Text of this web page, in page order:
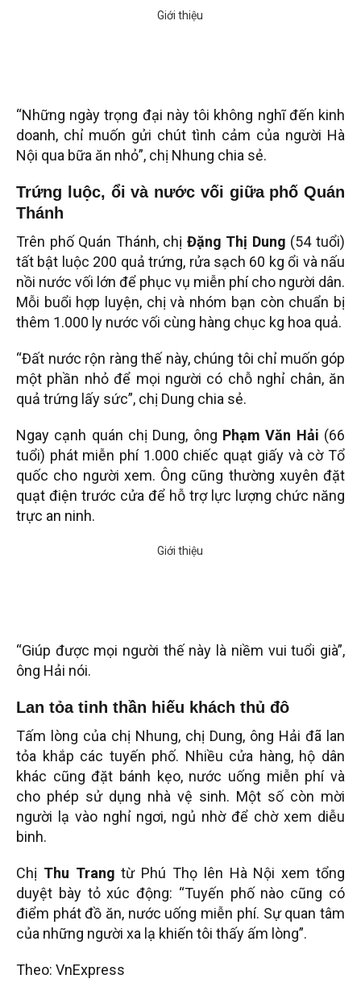
“Những ngày trọng đại này tôi không nghĩ đến kinh
doanh, chỉ muốn gửi chút tình cảm của người Hà
Nội qua bữa ăn nhỏ”, chị Nhung chia sẻ.
Trứng luộc, ổi và nước vối giữa phố Quán
Thánh
Trên phố Quán Thánh, chị Đặng Thị Dung (54 tuổi)
tất bật luộc 200 quả trứng, rửa sạch 60 kg ổi và nấu
nồi nước vối lớn để phục vụ miễn phí cho người dân.
Mỗi buổi hợp luyện, chị và nhóm bạn còn chuẩn bị
thêm 1.000 ly nước vối cùng hàng chục kg hoa quả.
“Đất nước rộn ràng thế này, chúng tôi chỉ muốn góp
một phần nhỏ để mọi người có chỗ nghỉ chân, ăn
quả trứng lấy sức”, chị Dung chia sẻ.
Ngay cạnh quán chị Dung, ông Phạm Văn Hải (66
tuổi) phát miễn phí 1.000 chiếc quạt giấy và cờ Tổ
quốc cho người xem. Ông cũng thường xuyên đặt
quạt điện trước cửa để hỗ trợ lực lượng chức năng
trực an ninh.
“Giúp được mọi người thế này là niềm vui tuổi già”,
ông Hải nói.
Lan tỏa tinh thần hiếu khách thủ đô
Tấm lòng của chị Nhung, chị Dung, ông Hải đã lan
tỏa khắp các tuyến phố. Nhiều cửa hàng, hộ dân
khác cũng đặt bánh kẹo, nước uống miễn phí và
cho phép sử dụng nhà vệ sinh. Một số còn mời
người lạ vào nghỉ ngơi, ngủ nhờ để chờ xem diễu
binh.
Chị Thu Trang từ Phú Thọ lên Hà Nội xem tổng
duyệt bày tỏ xúc động: “Tuyến phố nào cũng có
điểm phát đồ ăn, nước uống miễn phí. Sự quan tâm
của những người xa lạ khiến tôi thấy ấm lòng”.
Theo: VnExpress